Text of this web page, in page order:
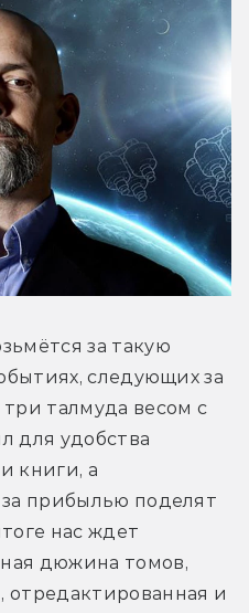
за такую
следующих за
талмуда весом с
для удобства
книги, а
за прибылью поделят
нас ждет
дюжина томов,
отредактированная и